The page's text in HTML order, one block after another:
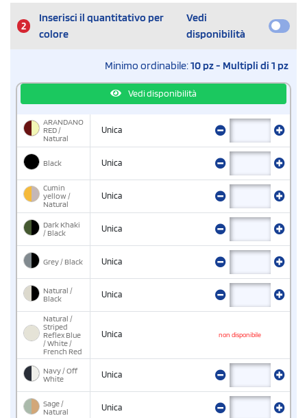
2
Inserisci il quantitativo per
colore
Vedi
disponibilità
Minimo ordinabile:10 pz - Multipli di 1 pz
Vedi disponibilità
ARANDANO
RED /
Natural
Unica
Black Unica
Cumin
yellow /
Natural
Unica
Dark Khaki
/ Black
Unica
Grey / Black Unica
Natural /
Black
Unica
Natural /
Striped
Reflex Blue
/ White /
French Red
Unica non disponibile
Navy / Off
White
Unica
Sage /
Natural
Unica